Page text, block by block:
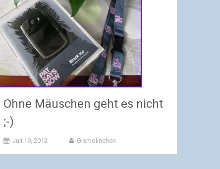
Ohne Mäuschen geht es nicht
;-)
Juli 19, 2012 Gismolinchen